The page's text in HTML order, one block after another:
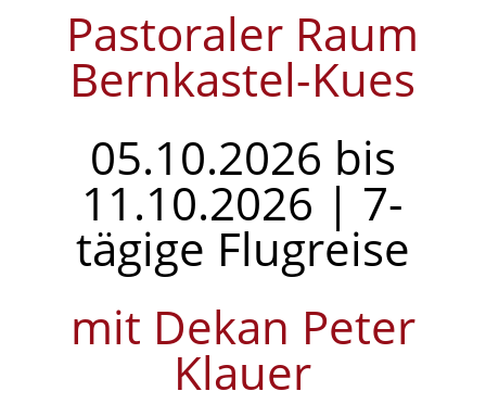
Pastoraler Raum
Bernkastel-Kues
05.10.2026 bis
11.10.2026 | 7-
tägige Flugreise
mit Dekan Peter
Klauer